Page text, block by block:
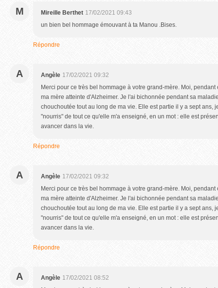
M Mireille Berthet 17/02/2021 09:43
un bien bel hommage émouvant à ta Manou .Bises.
Répondre
A Angèle 17/02/2021 09:32
Merci pour ce très bel hommage à votre grand-mère. Moi,
ma mère atteinte d'Alzheimer. Je l'ai bichonnée pendant sa
chouchoutée tout au long de ma vie. Elle est partie il y a sept ans,
"nourris" de tout ce qu'elle m'a enseigné, en un mot : elle est
avancer dans la vie.
Répondre
A Angèle 17/02/2021 09:32
Merci pour ce très bel hommage à votre grand-mère. Moi,
ma mère atteinte d'Alzheimer. Je l'ai bichonnée pendant sa
chouchoutée tout au long de ma vie. Elle est partie il y a sept ans,
"nourris" de tout ce qu'elle m'a enseigné, en un mot : elle est
avancer dans la vie.
Répondre
A Angèle 17/02/2021 08:52